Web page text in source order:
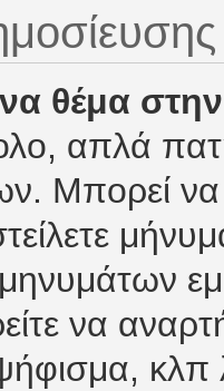
θέμα
απλά
Μπορεί να
να
κλπ